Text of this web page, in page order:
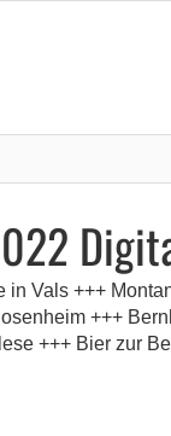
in Vals +++
+++
+++ Bier zur